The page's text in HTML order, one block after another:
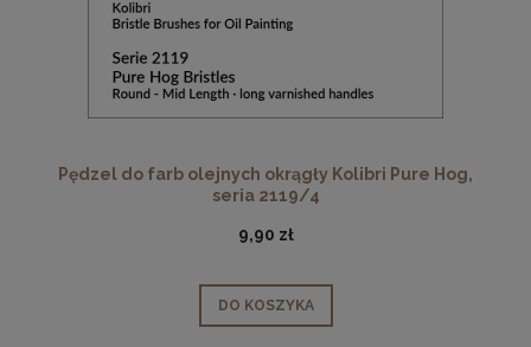
Pędzel do farb olejnych okrągły Kolibri Pure Hog,
seria 2119/4
9,90 zł
DO KOSZYKA